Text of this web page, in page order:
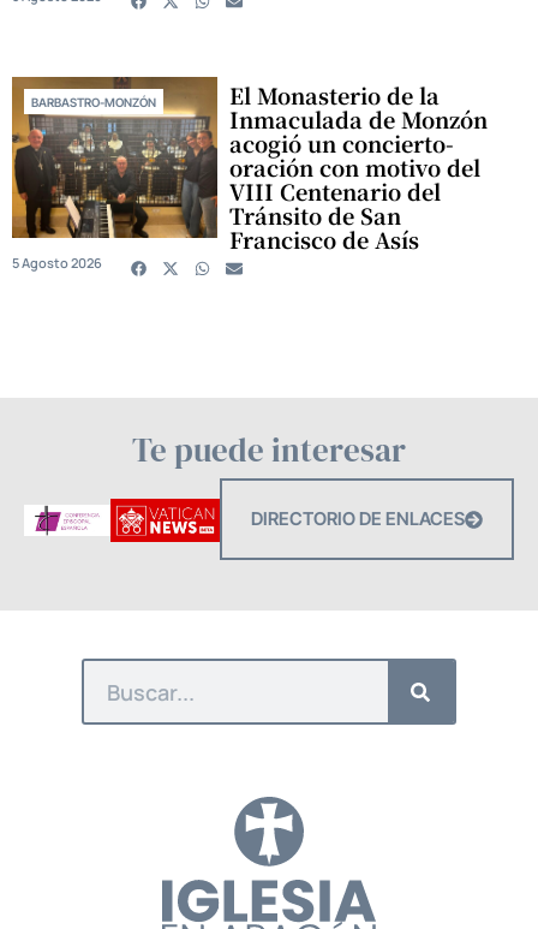
BARBASTRO-MONZÓN El Monasterio de la
Inmaculada de Monzón
acogió un concierto-
oración con motivo del
VIII Centenario del
Tránsito de San
Francisco de Asís
5 Agosto 2026
Te puede interesar
DIRECTORIO DE ENLACES